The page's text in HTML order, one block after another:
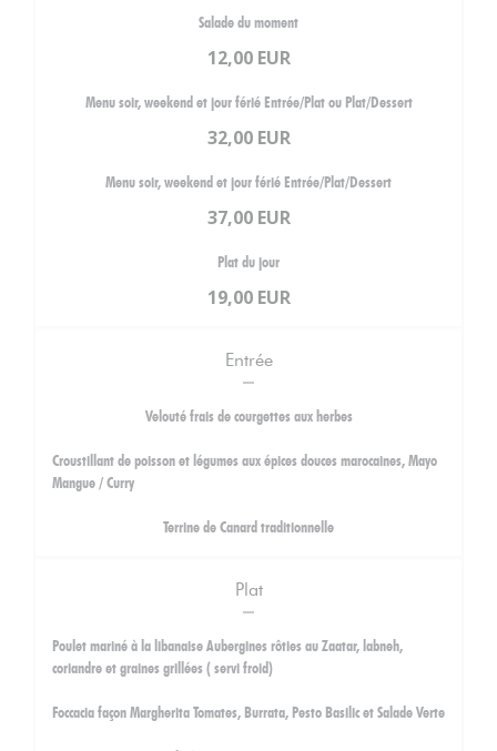
Salade du moment
12,00 EUR
Menu soir, weekend et jour férié Entrée/Plat ou Plat/Dessert
32,00 EUR
Menu soir, weekend et jour férié Entrée/Plat/Dessert
37,00 EUR
Plat du jour
19,00 EUR
Entrée
Velouté frais de courgettes aux herbes
Croustillant de poisson et légumes aux épices douces marocaines, Mayo
Mangue / Curry
Terrine de Canard traditionnelle
Plat
Poulet mariné à la libanaise Aubergines rôties au Zaatar, labneh,
coriandre et graines grillées ( servi froid)
Foccacia façon Margherita Tomates, Burrata, Pesto Basilic et Salade Verte